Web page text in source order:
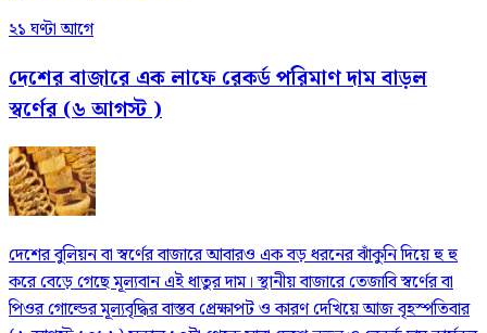
২১ ঘণ্টা আগে
দেশের বাজারে এক লাফে রেকর্ড পরিমাণ দাম বাড়ল
স্বর্ণের (৬ আগস্ট )
দেশের বুলিয়ন বা স্বর্ণের বাজারে আবারও এক বড় ধরনের ঝাঁকুনি দিয়ে হু হু
করে বেড়ে গেছে মূল্যবান এই ধাতুর দাম। স্থানীয় বাজারে তেজাবি স্বর্ণের বা
পিওর গোল্ডের মূল্যবৃদ্ধির বাস্তব প্রেক্ষাপট ও কারণ দেখিয়ে আজ বৃহস্পতিবার